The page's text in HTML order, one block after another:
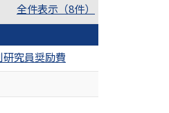
全件表示（8件）
究員奨励費